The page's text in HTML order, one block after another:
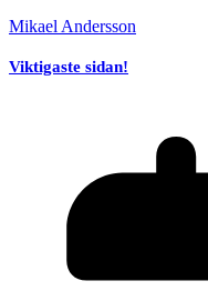
Mikael Andersson
Viktigaste sidan!